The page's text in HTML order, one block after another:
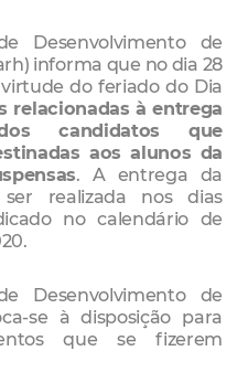
Desenvolvimento de
informa que no dia 28
do feriado do Dia
relacionadas à entrega
candidatos que
aos alunos da
. A entrega da
realizada nos dias
no calendário de
Desenvolvimento de
se à disposição para
que se fizerem